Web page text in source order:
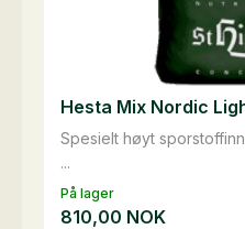
På lager
Spesielt høyt
...
Hesta Mix Nordic
810,00 NOK